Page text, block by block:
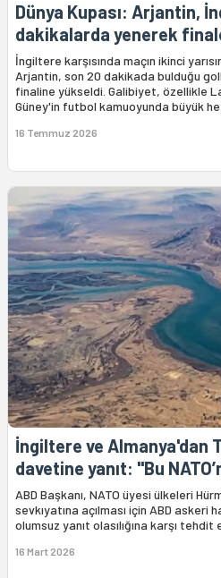
Dünya Kupası: Arjantin,
dakikalarda yenerek
İngiltere karşısında maçın ikinci
Arjantin, son 20 dakikada bulduğu
finaline yükseldi. Galibiyet, özellikle
Güney'in futbol kamuoyunda büyük
16 Temmuz 2026
İngiltere ve Almanya'dan
davetine yanıt: "Bu
ABD Başkanı, NATO üyesi ülkeleri
sevkıyatına açılması için ABD askeri
olumsuz yanıt olasılığına karşı
16 Mart 2026